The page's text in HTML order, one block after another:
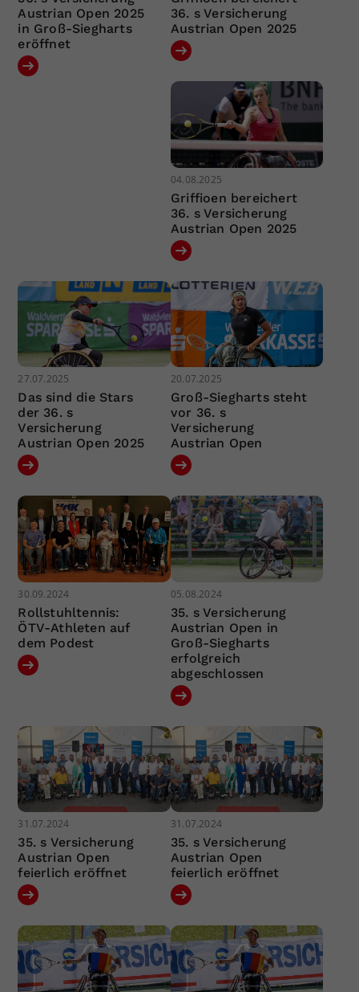
Austrian Open 2025
in Groß-Siegharts
eröffnet
36. s Versicherung
Austrian Open 2025
04.08.2025
Griffioen bereichert
36. s Versicherung
Austrian Open 2025
27.07.2025
Das sind die Stars
der 36. s
Versicherung
Austrian Open 2025
20.07.2025
Groß-Siegharts steht
vor 36. s
Versicherung
Austrian Open
30.09.2024
Rollstuhltennis:
ÖTV-Athleten auf
dem Podest
05.08.2024
35. s Versicherung
Austrian Open in
Groß-Siegharts
erfolgreich
abgeschlossen
31.07.2024
35. s Versicherung
Austrian Open
feierlich eröffnet
31.07.2024
35. s Versicherung
Austrian Open
feierlich eröffnet